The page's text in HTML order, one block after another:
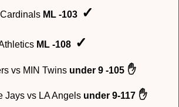
ML -103 ✓
ML -108 ✓
vs MIN Twins under 9 -105 ✋
Jays vs LA Angels under 9-117 ✋